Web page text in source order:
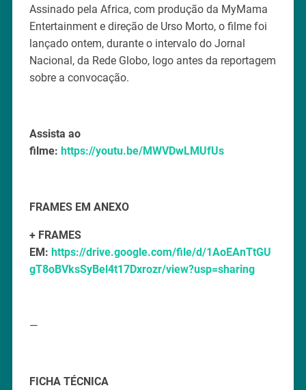
Assinado pela Africa, com produção da MyMama
Entertainment e direção de Urso Morto, o filme foi
lançado ontem, durante o intervalo do Jornal
Nacional, da Rede Globo, logo antes da reportagem
sobre a convocação.
Assista ao
filme: https://youtu.be/MWVDwLMUfUs
FRAMES EM ANEXO
+ FRAMES
EM: https://drive.google.com/file/d/1AoEAnTtGU
gT8oBVksSyBel4t17Dxrozr/view?usp=sharing
—
FICHA TÉCNICA